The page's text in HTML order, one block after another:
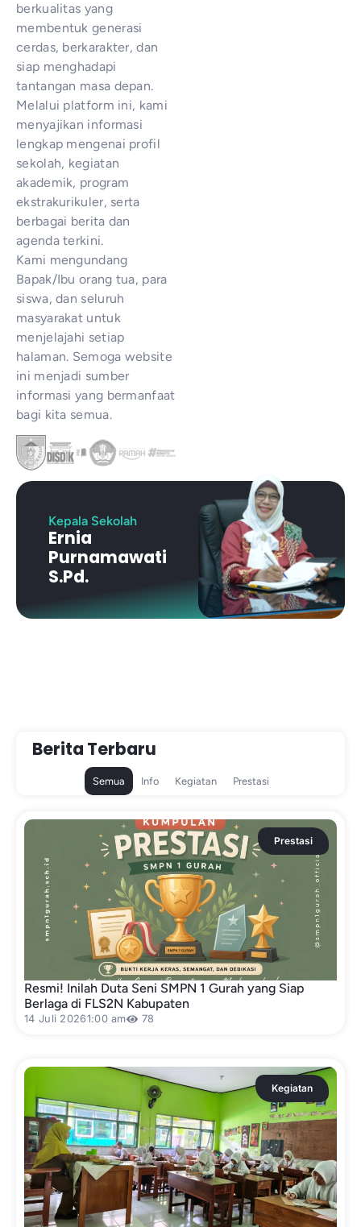
berkualitas yang
membentuk generasi
cerdas, berkarakter, dan
siap menghadapi
tantangan masa depan.
Melalui platform ini, kami
menyajikan informasi
lengkap mengenai profil
sekolah, kegiatan
akademik, program
ekstrakurikuler, serta
berbagai berita dan
agenda terkini.
Kami mengundang
Bapak/Ibu orang tua, para
siswa, dan seluruh
masyarakat untuk
menjelajahi setiap
halaman. Semoga website
ini menjadi sumber
informasi yang bermanfaat
bagi kita semua.
Kepala Sekolah
Ernia
Purnamawati
S.Pd.
Berita Terbaru
Info Kegiatan Prestasi
Semua
Prestasi
Resmi! Inilah Duta Seni SMPN 1 Gurah yang Siap
Berlaga di FLS2N Kabupaten
14 Juli 20261:00 am 78
Kegiatan